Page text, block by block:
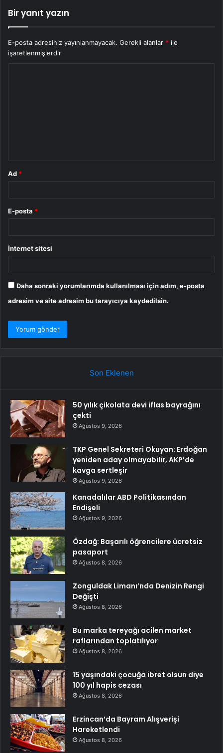
Bir yanıt yazın
E-posta adresiniz yayınlanmayacak. Gerekli alanlar * ile
işaretlenmişlerdir
Ad *
E-posta *
İnternet sitesi
Daha sonraki yorumlarımda kullanılması için adım, e-posta
adresim ve site adresim bu tarayıcıya kaydedilsin.
Son Eklenen
50 yılık çikolata devi iflas bayrağını
çekti
Ağustos 9, 2026
TKP Genel Sekreteri Okuyan: Erdoğan
yeniden aday olmayabilir, AKP’de
kavga sertleşir
Ağustos 9, 2026
Kanadalılar ABD Politikasından
Endişeli
Ağustos 9, 2026
Özdağ: Başarılı öğrencilere ücretsiz
pasaport
Ağustos 8, 2026
Zonguldak Limanı’nda Denizin Rengi
Değişti
Ağustos 8, 2026
Bu marka tereyağı acilen market
raflarından toplatılıyor
Ağustos 8, 2026
15 yaşındaki çocuğa ibret olsun diye
100 yıl hapis cezası
Ağustos 8, 2026
Erzincan’da Bayram Alışverişi
Hareketlendi
Ağustos 8, 2026